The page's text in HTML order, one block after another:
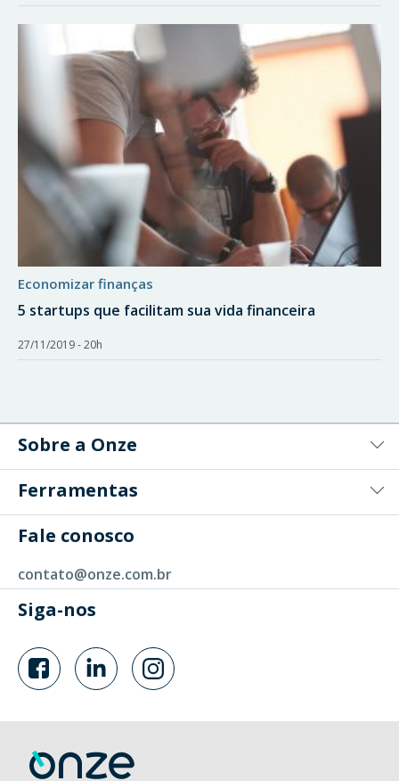
economizar finanças
5 startups que facilitam sua vida financeira
27/11/2019 - 20h
Sobre a Onze
Ferramentas
Fale conosco
contato@onze.com.br
Siga-nos